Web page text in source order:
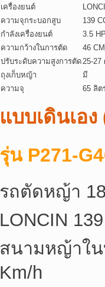
เครื่องยนต์
ความจุกระบอกสูบ
139
กำลังเครื่องยนต์
3.5
ความกว้างในการตัด
46
ปรับระดับความสูงการตัด25-27
ถุงเก็บหญ้า
มี
ความจุ
65 ลิต
แบบเดินเอ
รุ่น P271-
รถตัดหญ้า
LONCIN
สนามหญ้าใน
Km/h